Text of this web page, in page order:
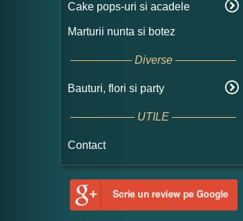
Cake pops-uri si acadele
Marturii nunta si botez
Diverse
Bauturi, flori si party
UTILE
Contact